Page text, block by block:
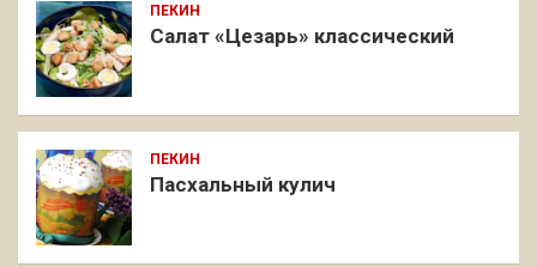
ПЕКИН
Салат «Цезарь» классический
ПЕКИН
Пасхальный кулич